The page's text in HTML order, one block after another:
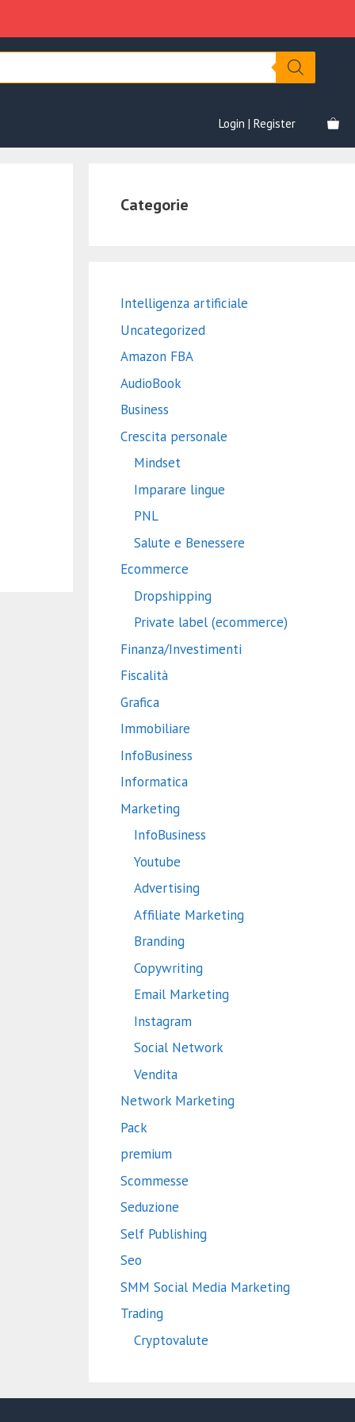
Login | Register
Categorie
Intelligenza artificiale
Uncategorized
Amazon FBA
AudioBook
Business
Crescita personale
Mindset
Imparare lingue
PNL
Salute e Benessere
Ecommerce
Dropshipping
Private label (ecommerce)
Finanza/Investimenti
Fiscalità
Grafica
Immobiliare
InfoBusiness
Informatica
Marketing
InfoBusiness
Youtube
Advertising
Affiliate Marketing
Branding
Copywriting
Email Marketing
Instagram
Social Network
Vendita
Network Marketing
Pack
premium
Scommesse
Seduzione
Self Publishing
Seo
SMM Social Media Marketing
Trading
Cryptovalute